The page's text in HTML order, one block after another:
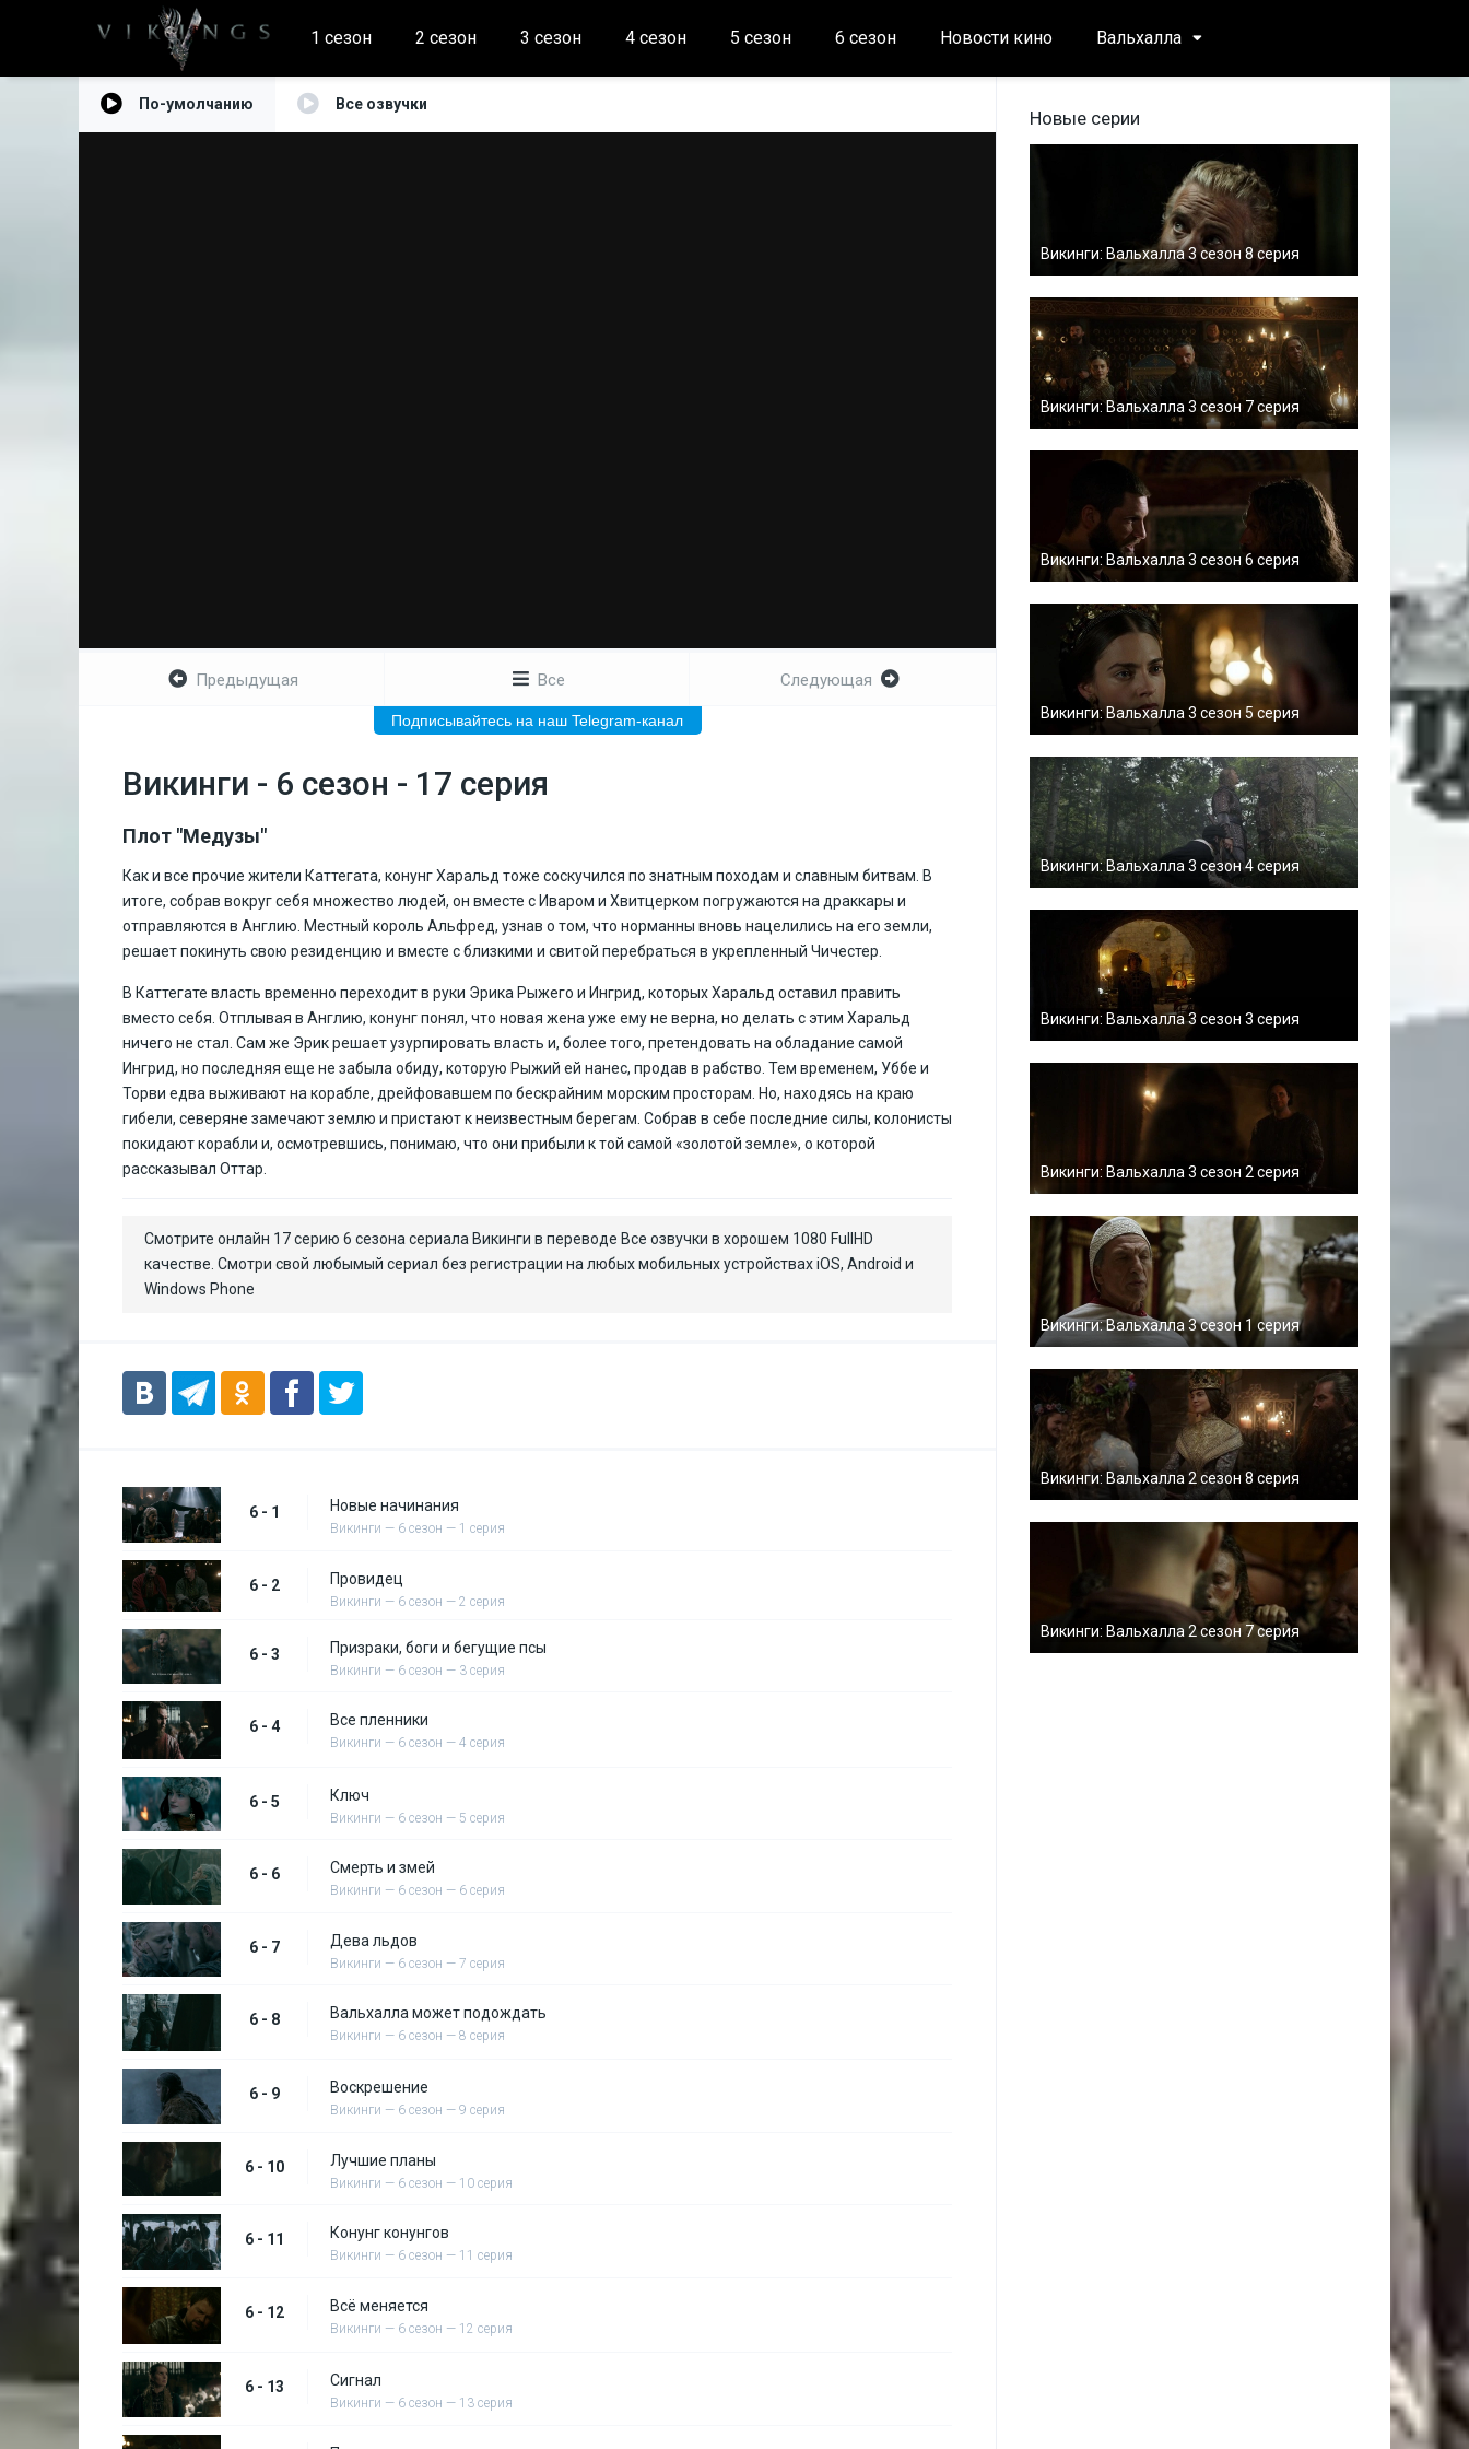
1 сезон 2 сезон 3 сезон 4 сезон 5 сезон 6 сезон Новости кино Вальхалла
По-умолчанию Все озвучки
Предыдущая Все Следующая
Подписывайтесь на наш Telegram-канал
Викинги - 6 сезон - 17 серия
Плот "Медузы"
Как и все прочие жители Каттегата, конунг Харальд тоже соскучился по знатным походам и славным битвам. В
итоге, собрав вокруг себя множество людей, он вместе с Иваром и Хвитцерком погружаются на драккары и
отправляются в Англию. Местный король Альфред, узнав о том, что норманны вновь нацелились на его земли,
решает покинуть свою резиденцию и вместе с близкими и свитой перебраться в укрепленный Чичестер.
В Каттегате власть временно переходит в руки Эрика Рыжего и Ингрид, которых Харальд оставил править
вместо себя. Отплывая в Англию, конунг понял, что новая жена уже ему не верна, но делать с этим Харальд
ничего не стал. Сам же Эрик решает узурпировать власть и, более того, претендовать на обладание самой
Ингрид, но последняя еще не забыла обиду, которую Рыжий ей нанес, продав в рабство. Тем временем, Уббе и
Торви едва выживают на корабле, дрейфовавшем по бескрайним морским просторам. Но, находясь на краю
гибели, северяне замечают землю и пристают к неизвестным берегам. Собрав в себе последние силы, колонисты
покидают корабли и, осмотревшись, понимаю, что они прибыли к той самой «золотой земле», о которой
рассказывал Оттар.
Смотрите онлайн 17 серию 6 сезона сериала Викинги в переводе Все озвучки в хорошем 1080 FullHD
качестве. Смотри свой любымый сериал без регистрации на любых мобильных устройствах iOS, Android и
Windows Phone
6 - 1 Новые начинания
Викинги — 6 сезон — 1 серия
6 - 2 Провидец
Викинги — 6 сезон — 2 серия
6 - 3 Призраки, боги и бегущие псы
Викинги — 6 сезон — 3 серия
6 - 4 Все пленники
Викинги — 6 сезон — 4 серия
6 - 5 Ключ
Викинги — 6 сезон — 5 серия
6 - 6 Смерть и змей
Викинги — 6 сезон — 6 серия
6 - 7 Дева льдов
Викинги — 6 сезон — 7 серия
6 - 8 Вальхалла может подождать
Викинги — 6 сезон — 8 серия
6 - 9 Воскрешение
Викинги — 6 сезон — 9 серия
6 - 10 Лучшие планы
Викинги — 6 сезон — 10 серия
6 - 11 Конунг конунгов
Викинги — 6 сезон — 11 серия
6 - 12 Всё меняется
Викинги — 6 сезон — 12 серия
6 - 13 Сигнал
Викинги — 6 сезон — 13 серия
Новые серии
Викинги: Вальхалла 3 сезон 8 серия
Викинги: Вальхалла 3 сезон 7 серия
Викинги: Вальхалла 3 сезон 6 серия
Викинги: Вальхалла 3 сезон 5 серия
Викинги: Вальхалла 3 сезон 4 серия
Викинги: Вальхалла 3 сезон 3 серия
Викинги: Вальхалла 3 сезон 2 серия
Викинги: Вальхалла 3 сезон 1 серия
Викинги: Вальхалла 2 сезон 8 серия
Викинги: Вальхалла 2 сезон 7 серия